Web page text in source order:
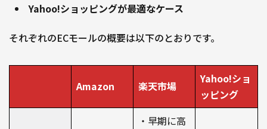
Yahoo!ショッピングが最適なケース
それぞれのECモールの概要は以下のとおりです。
Amazon 楽天市場
Yahoo!ショ
ッピング
・早期に高